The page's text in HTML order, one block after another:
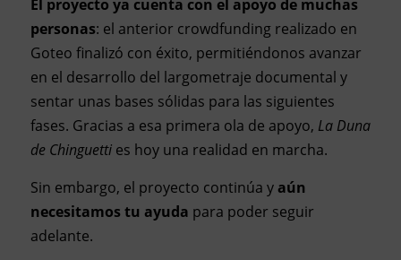
El proyecto ya cuenta con el apoyo de muchas
personas: el anterior crowdfunding realizado en
Goteo finalizó con éxito, permitiéndonos avanzar
en el desarrollo del largometraje documental y
sentar unas bases sólidas para las siguientes
fases. Gracias a esa primera ola de apoyo, La Duna
de Chinguetties hoy una realidad en marcha.
Sin embargo, el proyecto continúa y aún
necesitamos tu ayuda para poder seguir
adelante.